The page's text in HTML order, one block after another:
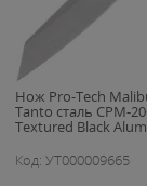
Нож Pro-Tech
Tanto сталь CPM-
Textured Black
Код: УТ000009665